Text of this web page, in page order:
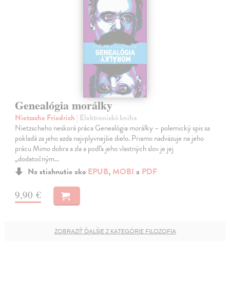
Genealógia morálky
Nietzsche Friedrich | Elektronická kniha
Nietzscheho neskorá práca Genealógia morálky – polemický spis sa
pokladá za jeho azda najvplyvnejšie dielo. Priamo nadväzuje na jeho
prácu Mimo dobra a zla a podľa jeho vlastných slov je jej
„dodatočným…
Na stiahnutie ako EPUB, MOBI a PDF
9,90 €
ZOBRAZIŤ ĎALŠIE Z KATEGÓRIE FILOZOFIA